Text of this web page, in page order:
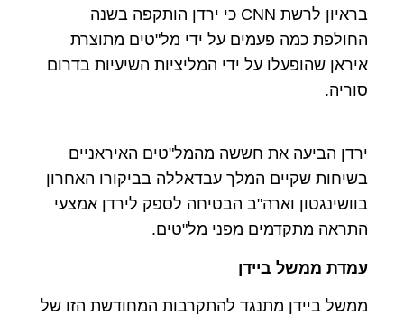
בראיון לרשת CNN כי ירדן הותקפה בשנה
החולפת כמה פעמים על ידי מל"טים מתוצרת
איראן שהופעלו על ידי המליציות השיעיות בדרום
סוריה.
ירדן הביעה את חששה מהמל"טים האיראניים
בשיחות שקיים המלך עבדאללה בביקורו האחרון
בוושינגטון וארה"ב הבטיחה לספק לירדן אמצעי
התראה מתקדמים מפני מל"טים.
עמדת ממשל ביידן
ממשל ביידן מתנגד להתקרבות המחודשת הזו של